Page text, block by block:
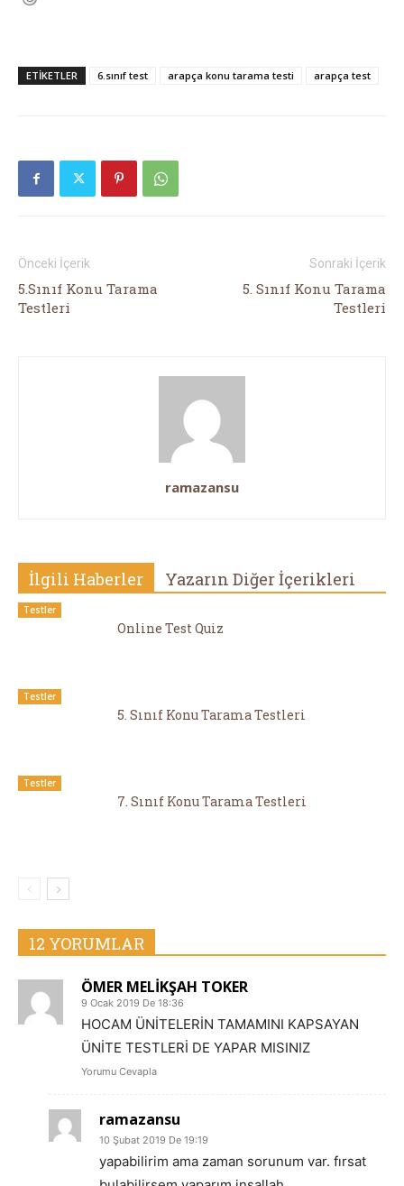
ETIKETLER 6.sınıf test arapça konu tarama testi arapça test
Önceki İçerik
5.Sınıf Konu Tarama
Testleri
Sonraki İçerik
5. Sınıf Konu Tarama
Testleri
ramazansu
İlgili Haberler Yazarın Diğer İçerikleri
Testler
Online Test Quiz
Testler
5. Sınıf Konu Tarama Testleri
Testler
7. Sınıf Konu Tarama Testleri
12 YORUMLAR
ÖMER MELİKŞAH TOKER
9 Ocak 2019 De 18:36
HOCAM ÜNİTELERİN TAMAMINI KAPSAYAN
ÜNİTE TESTLERİ DE YAPAR MISINIZ
Yorumu Cevapla
ramazansu
10 Şubat 2019 De 19:19
yapabilirim ama zaman sorunum var. fırsat